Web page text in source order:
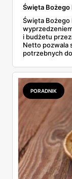
Święta Bożego
Święta Bożego
i budżetu
Netto pozwala
potrzebnych
sezonowych
jak i gotowe
spędzony w
przewidywalne
PORADNIK